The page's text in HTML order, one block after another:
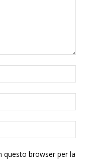
questo browser per la